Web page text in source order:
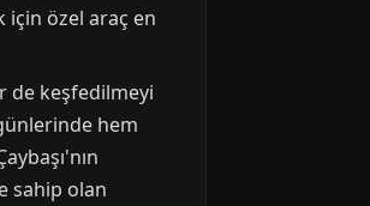
için özel araç en
de keşfedilmeyi
hem
sahip olan